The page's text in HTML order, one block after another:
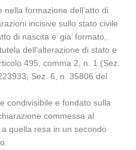
formazione dell’atto di
incisive sullo stato civile
di nascita e’ gia’ formato,
dell’alterazione di stato e
495, comma 2, n. 1 (Sez.
Sez. 6, n. 35806 del
condivisibile e fondato sulla
commessa al
quella resa in un secondo